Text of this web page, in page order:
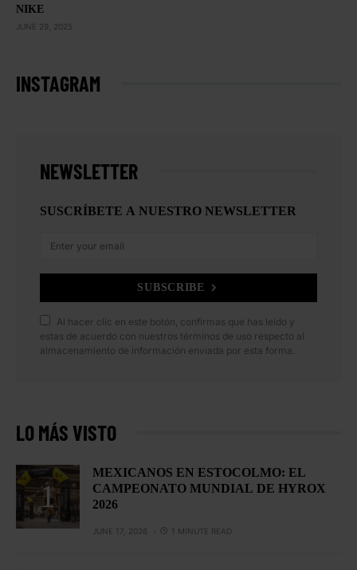
NIKE
JUNE 29, 2025
INSTAGRAM
NEWSLETTER
SUSCRÍBETE A NUESTRO NEWSLETTER
SUBSCRIBE
Al hacer clic en este botón, confirmas que has leído y
estas de acuerdo con nuestros términos de uso respecto al
almacenamiento de información enviada por esta forma.
LO MÁS VISTO
MEXICANOS EN ESTOCOLMO: EL
CAMPEONATO MUNDIAL DE HYROX
2026
JUNE 17, 2026 1 MINUTE READ